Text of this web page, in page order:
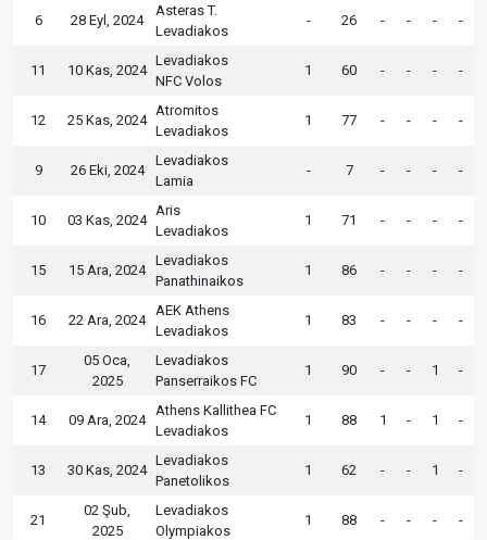
6 28 Eyl, 2024
Asteras T.
Levadiakos
- 26 - - - -
11 10 Kas, 2024
Levadiakos
NFC Volos
1 60 - - - -
12 25 Kas, 2024
Atromitos
Levadiakos
1 77 - - - -
9 26 Eki, 2024
Levadiakos
Lamia
- 7 - - - -
10 03 Kas, 2024
Aris
Levadiakos
1 71 - - - -
15 15 Ara, 2024
Levadiakos
Panathinaikos
1 86 - - - -
16 22 Ara, 2024
AEK Athens
Levadiakos
1 83 - - - -
17
05 Oca,
2025
Levadiakos
Panserraikos FC
1 90 - - 1 -
14 09 Ara, 2024
Athens Kallithea FC
Levadiakos
1 88 1 - 1 -
13 30 Kas, 2024
Levadiakos
Panetolikos
1 62 - - 1 -
21
02 Şub,
2025
Levadiakos
Olympiakos
1 88 - - - -